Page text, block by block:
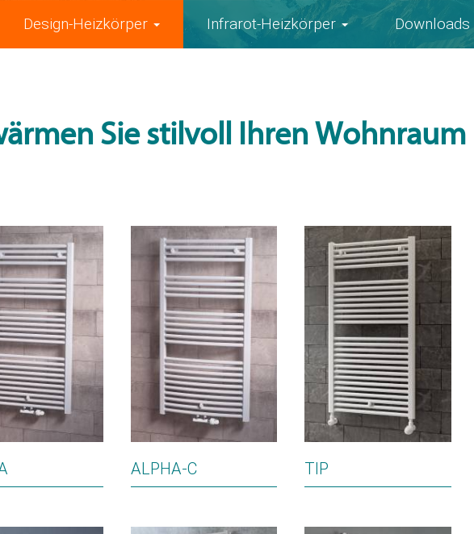
Design-Heizkörper Infrarot-Heizkörper Downloads
Sie stilvoll Ihren Wohnraum
ALPHA-C TIP